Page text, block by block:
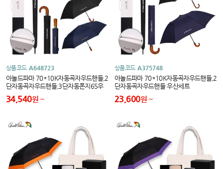
상품코드 A648723
아놀드파마 70*10K자동곡자우드핸들,2
단자동곡자우드핸들,3단자동폰지65우
드핸들 우산세트
34,540원
상품코드 A375748
아놀드파마 70*10K자동곡자우드핸들,2
단자동곡자우드핸들 우산세트
23,600원